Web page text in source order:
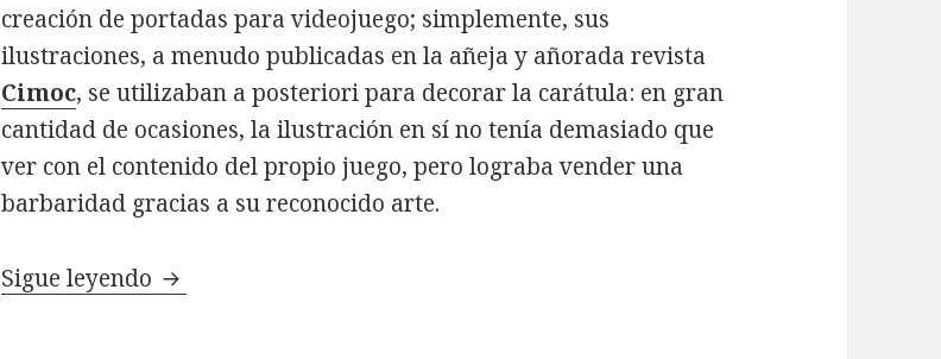
creación de portadas para videojuego; simplemente, sus
ilustraciones, a menudo publicadas en la añeja y añorada revista
Cimoc, se utilizaban a posteriori para decorar la carátula: en gran
cantidad de ocasiones, la ilustración en sí no tenía demasiado que
ver con el contenido del propio juego, pero lograba vender una
barbaridad gracias a su reconocido arte.
Sigue leyendo Del dibujo al píxel: portadas y videojuegos (I)